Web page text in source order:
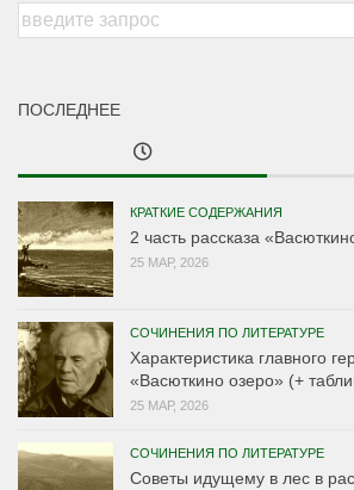
ПОСЛЕДНЕЕ
КРАТКИЕ СОДЕРЖАНИЯ
2 часть рассказа
25 МАР, 2026
СОЧИНЕНИЯ ПО ЛИТЕРАТУРЕ
Характеристика главного
«Васюткино озеро» (+
25 МАР, 2026
СОЧИНЕНИЯ ПО ЛИТЕРАТУРЕ
Советы идущему в лес в